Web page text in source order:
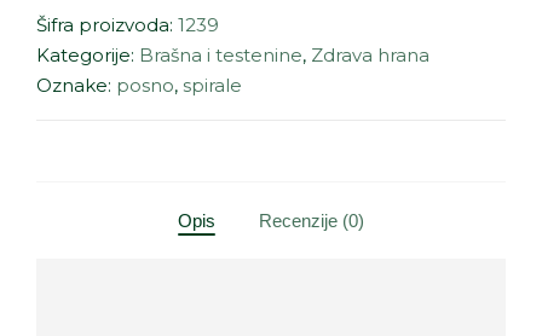
Šifra proizvoda: 1239
Kategorije: Brašna i testenine, Zdrava hrana
Oznake: posno, spirale
Opis Recenzije (0)